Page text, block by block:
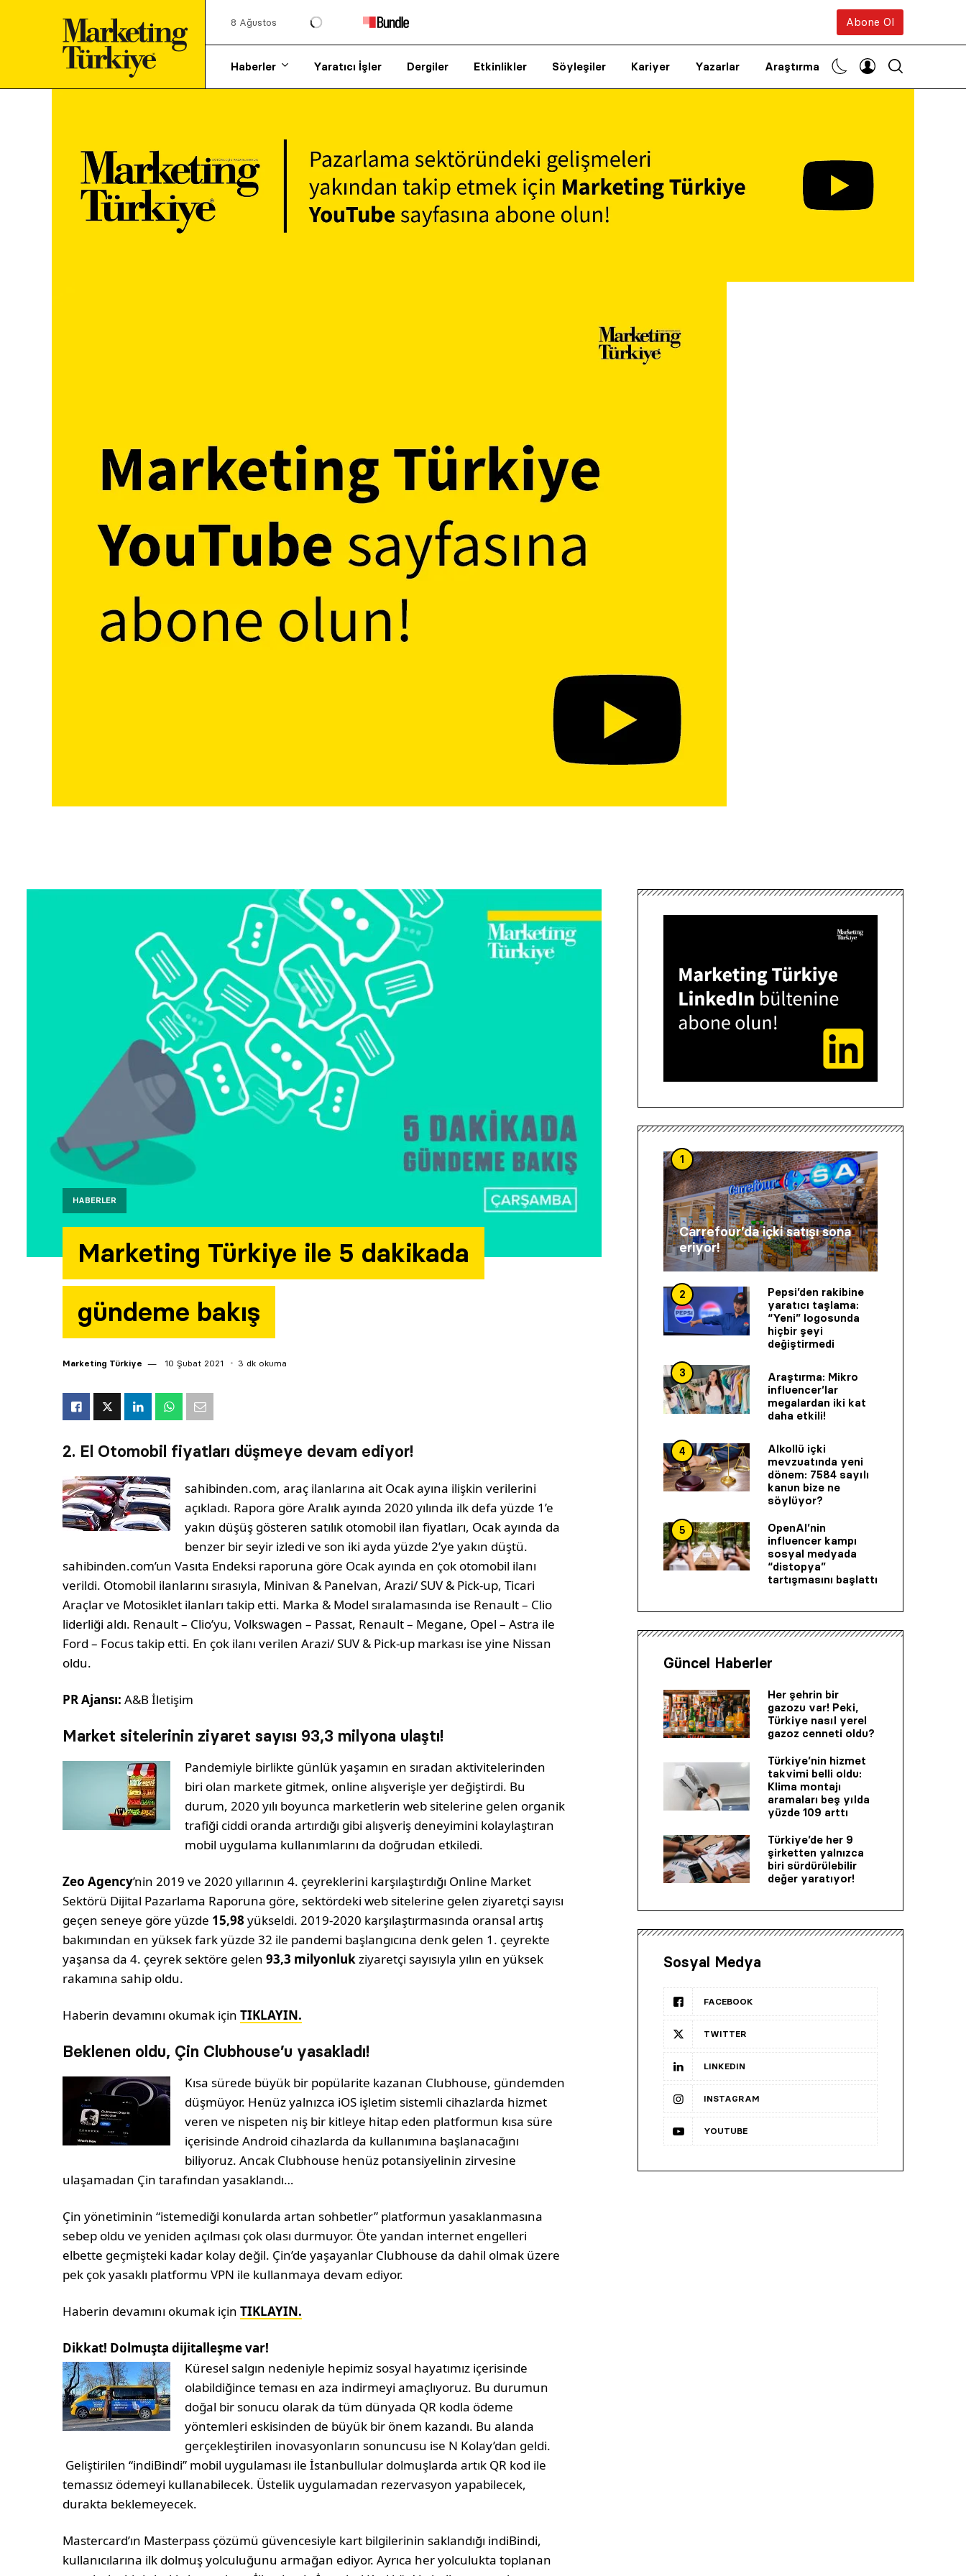
8 Ağustos Abone Ol
Haberler Yaratıcı İşler Dergiler Etkinlikler Söyleşiler Kariyer Yazarlar Araştırma
HABERLER
Marketing Türkiye ile 5 dakikada
gündeme bakış
Marketing Türkiye 10 Şubat 2021 3 dk okuma
2. El Otomobil fiyatları düşmeye devam ediyor!
sahibinden.com, araç ilanlarına ait Ocak ayına ilişkin verilerini
açıkladı. Rapora göre Aralık ayında 2020 yılında ilk defa yüzde 1’e
yakın düşüş gösteren satılık otomobil ilan fiyatları, Ocak ayında da
benzer bir seyir izledi ve son iki ayda yüzde 2’ye yakın düştü.
sahibinden.com’un Vasıta Endeksi raporuna göre Ocak ayında en çok otomobil ilanı
verildi. Otomobil ilanlarını sırasıyla, Minivan & Panelvan, Arazi/ SUV & Pick-up, Ticari
Araçlar ve Motosiklet ilanları takip etti. Marka & Model sıralamasında ise Renault – Clio
liderliği aldı. Renault – Clio’yu, Volkswagen – Passat, Renault – Megane, Opel – Astra ile
Ford – Focus takip etti. En çok ilanı verilen Arazi/ SUV & Pick-up markası ise yine Nissan
oldu.
PR Ajansı: A&B İletişim
Market sitelerinin ziyaret sayısı 93,3 milyona ulaştı!
Pandemiyle birlikte günlük yaşamın en sıradan aktivitelerinden
biri olan markete gitmek, online alışverişle yer değiştirdi. Bu
durum, 2020 yılı boyunca marketlerin web sitelerine gelen organik
trafiği ciddi oranda artırdığı gibi alışveriş deneyimini kolaylaştıran
mobil uygulama kullanımlarını da doğrudan etkiledi.
Zeo Agency’nin 2019 ve 2020 yıllarının 4. çeyreklerini karşılaştırdığı Online Market
Sektörü Dijital Pazarlama Raporuna göre, sektördeki web sitelerine gelen ziyaretçi sayısı
geçen seneye göre yüzde 15,98 yükseldi. 2019-2020 karşılaştırmasında oransal artış
bakımından en yüksek fark yüzde 32 ile pandemi başlangıcına denk gelen 1. çeyrekte
yaşansa da 4. çeyrek sektöre gelen93,3 milyonlukziyaretçi sayısıyla yılın en yüksek
rakamına sahip oldu.
Haberin devamını okumak içinTIKLAYIN.
Beklenen oldu, Çin Clubhouse’u yasakladı!
Kısa sürede büyük bir popülarite kazanan Clubhouse, gündemden
düşmüyor. Henüz yalnızca iOS işletim sistemli cihazlarda hizmet
veren ve nispeten niş bir kitleye hitap eden platformun kısa süre
içerisinde Android cihazlarda da kullanımına başlanacağını
biliyoruz. Ancak Clubhouse henüz potansiyelinin zirvesine
ulaşamadan Çin tarafından yasaklandı…
Çin yönetiminin “istemediği konularda artan sohbetler” platformun yasaklanmasına
sebep oldu ve yeniden açılması çok olası durmuyor. Öte yandan internet engelleri
elbette geçmişteki kadar kolay değil. Çin’de yaşayanlar Clubhouse da dahil olmak üzere
pek çok yasaklı platformu VPN ile kullanmaya devam ediyor.
Haberin devamını okumak içinTIKLAYIN.
Dikkat! Dolmuşta dijitalleşme var!
Küresel salgın nedeniyle hepimiz sosyal hayatımız içerisinde
olabildiğince teması en aza indirmeyi amaçlıyoruz. Bu durumun
doğal bir sonucu olarak da tüm dünyada QR kodla ödeme
yöntemleri eskisinden de büyük bir önem kazandı. Bu alanda
gerçekleştirilen inovasyonların sonuncusu ise N Kolay’dan geldi.
Geliştirilen “indiBindi” mobil uygulaması ile İstanbullular dolmuşlarda artık QR kod ile
temassız ödemeyi kullanabilecek. Üstelik uygulamadan rezervasyon yapabilecek,
durakta beklemeyecek.
Mastercard’ın Masterpass çözümü güvencesiyle kart bilgilerinin saklandığı indiBindi,
kullanıcılarına ilk dolmuş yolculuğunu armağan ediyor. Ayrıca her yolculukta toplanan
1
Carrefour’da içki satışı sona
eriyor!
2
Pepsi’den rakibine
yaratıcı taşlama:
“Yeni” logosunda
hiçbir şeyi
değiştirmedi
3
Araştırma: Mikro
influencer’lar
megalardan iki kat
daha etkili!
4
Alkollü içki
mevzuatında yeni
dönem: 7584 sayılı
kanun bize ne
söylüyor?
5
OpenAI’nin
influencer kampı
sosyal medyada
“distopya”
tartışmasını başlattı
Güncel Haberler
Her şehrin bir
gazozu var! Peki,
Türkiye nasıl yerel
gazoz cenneti oldu?
Türkiye’nin hizmet
takvimi belli oldu:
Klima montajı
aramaları beş yılda
yüzde 109 arttı
Türkiye’de her 9
şirketten yalnızca
biri sürdürülebilir
değer yaratıyor!
Sosyal Medya
FACEBOOK
TWITTER
LINKEDIN
INSTAGRAM
YOUTUBE